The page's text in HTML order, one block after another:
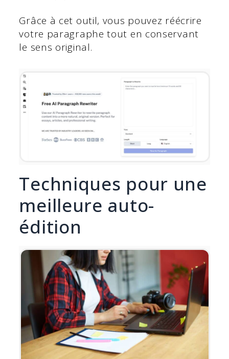
Grâce à cet outil, vous pouvez réécrire
votre paragraphe tout en conservant
le sens original.
Techniques pour une
meilleure auto-
édition